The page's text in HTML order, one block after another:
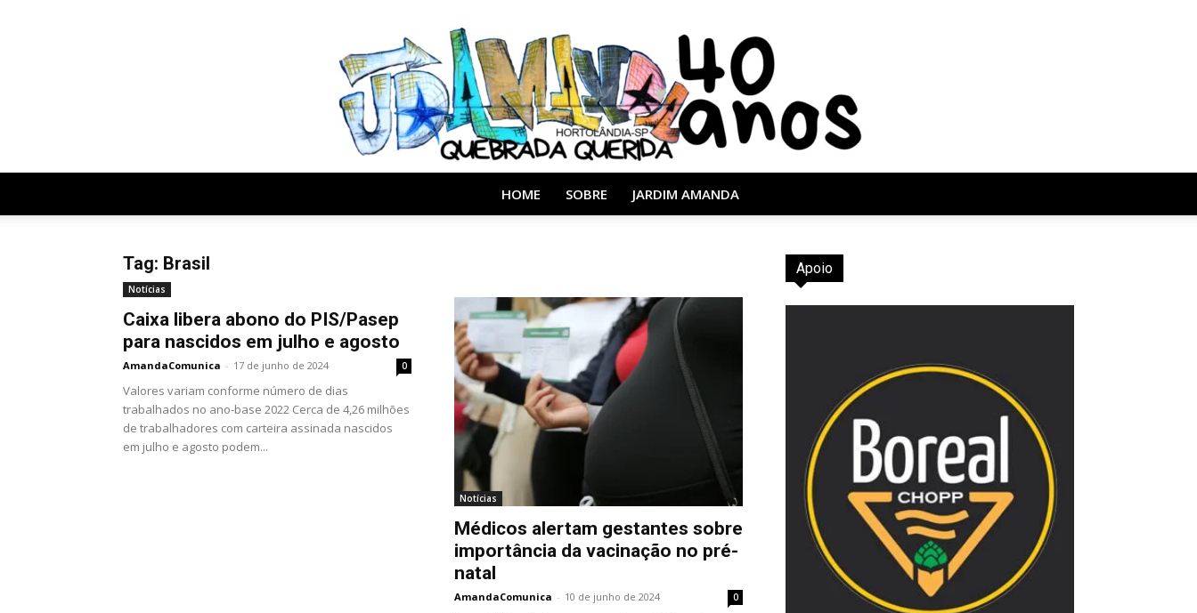
40
HOME SOBRE JARDIM AMANDA
Tag: Brasil
Notícias
Caixa libera abono do PIS/Pasep
para nascidos em julho e agosto
AmandaComunica - 17 de junho de 2024 0
Valores variam conforme número de dias
trabalhados no ano-base 2022 Cerca de 4,26 milhões
de trabalhadores com carteira assinada nascidos
em julho e agosto podem...
Notícias
Médicos alertam gestantes sobre
importância da vacinação no pré-
natal
AmandaComunica - 10 de junho de 2024 0
Apoio